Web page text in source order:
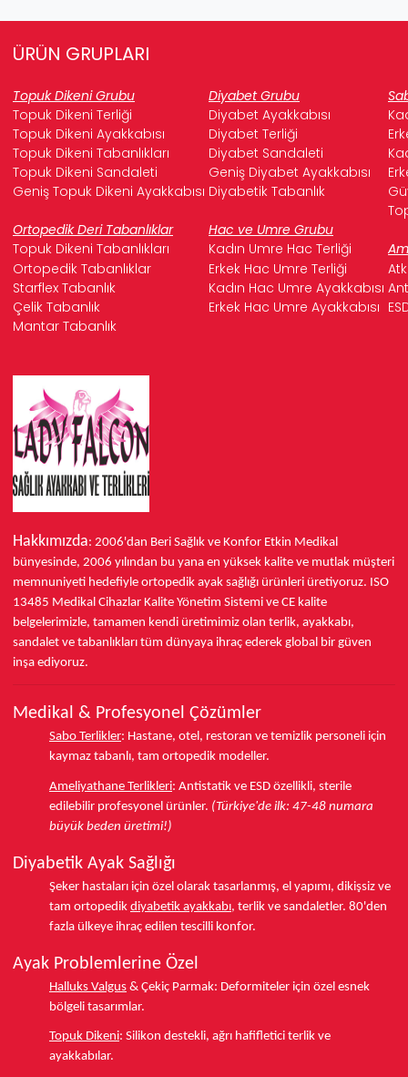
ÜRÜN GRUPLARI
Topuk Dikeni Grubu Diyabet Grubu
Topuk Dikeni Terliği
Diyabet Ayakkabısı
Topuk Dikeni Ayakkabısı
Diyabet Terliği
Topuk Dikeni Tabanlıkları
Diyabet Sandaleti
Topuk Dikeni Sandaleti
Geniş Diyabet Ayakkabısı
Geniş Topuk Dikeni Ayakkabısı Diyabetik Tabanlık
Ortopedik Deri Tabanlıklar
Hac ve Umre Grubu
Topuk Dikeni Tabanlıkları
Kadın Umre Hac Terliği
Ortopedik Tabanlıklar
Erkek Hac Umre Terliği
Starflex Tabanlık
Kadın Hac Umre Ayakkabısı
Çelik Tabanlık
Erkek Hac Umre Ayakkabısı
Mantar Tabanlık
Hakkımızda: 2006'dan Beri Sağlık ve Konfor Etkin Medikal
bünyesinde, 2006 yılından bu yana en yüksek kalite ve mutlak müşteri
memnuniyeti hedefiyle ortopedik ayak sağlığı ürünleri üretiyoruz. ISO
13485 Medikal Cihazlar Kalite Yönetim Sistemi ve CE kalite
belgelerimizle, tamamen kendi üretimimiz olan terlik, ayakkabı,
sandalet ve tabanlıkları tüm dünyaya ihraç ederek global bir güven
inşa ediyoruz.
Medikal & Profesyonel Çözümler
Sabo Terlikler: Hastane, otel, restoran ve temizlik personeli için
kaymaz tabanlı, tam ortopedik modeller.
Ameliyathane Terlikleri: Antistatik ve ESD özellikli, sterile
edilebilir profesyonel ürünler. (Türkiye'de ilk: 47-48 numara
büyük beden üretimi!)
Diyabetik Ayak Sağlığı
Şeker hastaları için özel olarak tasarlanmış, el yapımı, dikişsiz ve
tam ortopedik diyabetik ayakkabı, terlik ve sandaletler. 80'den
fazla ülkeye ihraç edilen tescilli konfor.
Ayak Problemlerine Özel
Halluks Valgus & Çekiç Parmak: Deformiteler için özel esnek
bölgeli tasarımlar.
Topuk Dikeni: Silikon destekli, ağrı hafifletici terlik ve
ayakkabılar.